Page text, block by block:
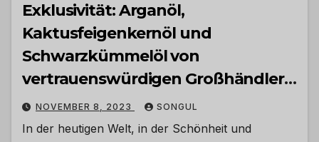
Exklusivität: Arganöl,
Kaktusfeigenkernöl und
Schwarzkümmelöl von
vertrauenswürdigen Großhändlern
und Anbietern
NOVEMBER 8, 2023 SONGUL
In der heutigen Welt, in der Schönheit und